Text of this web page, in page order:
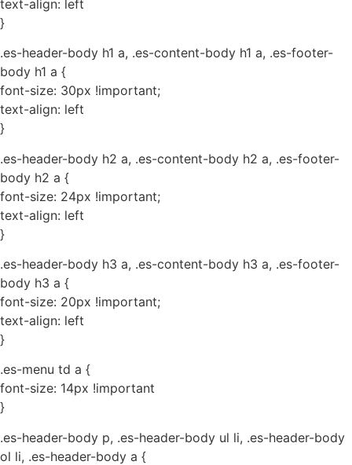
text-align: left
}
.es-header-body h1 a, .es-content-body h1 a, .es-footer-
body h1 a {
font-size: 30px !important;
text-align: left
}
.es-header-body h2 a, .es-content-body h2 a, .es-footer-
body h2 a {
font-size: 24px !important;
text-align: left
}
.es-header-body h3 a, .es-content-body h3 a, .es-footer-
body h3 a {
font-size: 20px !important;
text-align: left
}
.es-menu td a {
font-size: 14px !important
}
.es-header-body p, .es-header-body ul li, .es-header-body
ol li, .es-header-body a {